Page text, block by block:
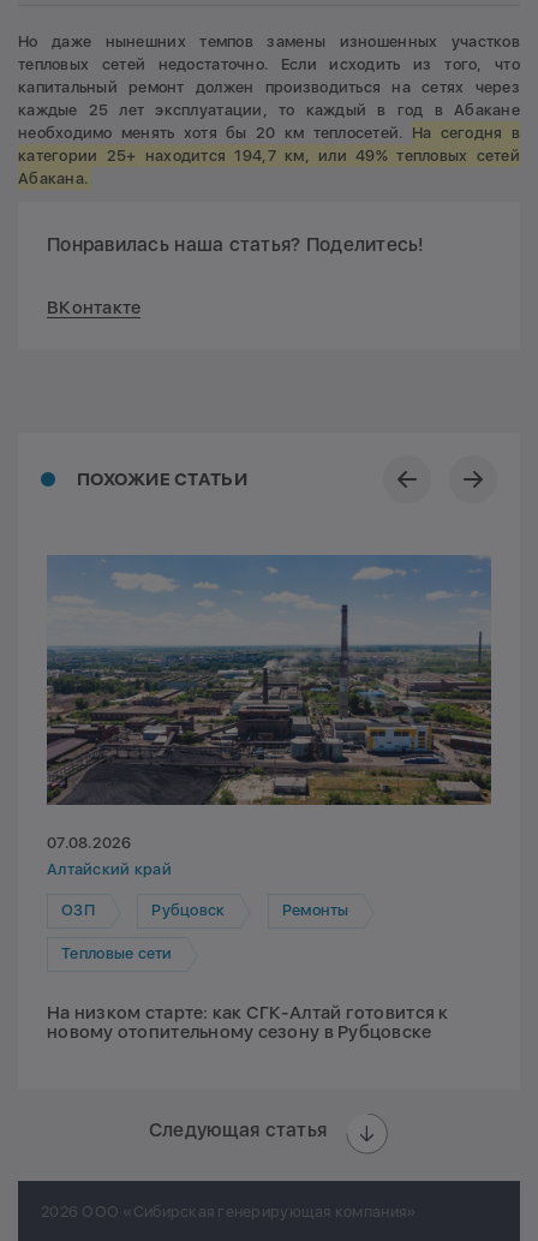
Но даже нынешних темпов замены изношенных участков
тепловых сетей недостаточно. Если исходить из того, что
капитальный ремонт должен производиться на сетях через
каждые 25 лет эксплуатации, то каждый в год в Абакане
необходимо менять хотя бы 20 км теплосетей. На сегодня в
категории 25+ находится 194,7 км, или 49% тепловых сетей
Абакана.
Понравилась наша статья? Поделитесь!
ВКонтакте
ПОХОЖИЕ СТАТЬИ
07.08.2026
Алтайский край
ОЗП Рубцовск Ремонты
Тепловые сети
На низком старте: как СГК-Алтай готовится к
новому отопительному сезону в Рубцовске
Следующая статья
2026 ООО «Сибирская генерирующая компания»